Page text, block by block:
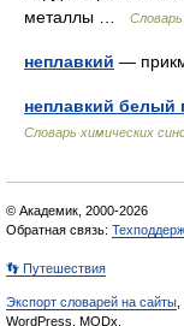
металлы …
неплавкий —
неплавкий белый
Cловарь химических
© Академик, 2000-2026
Обратная связь:
👣 Путешествия
Экспорт словарей на сайты
WordPress, MODx.